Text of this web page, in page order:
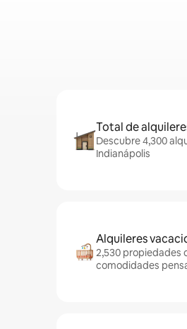
Total de
Descubre 4,300
Indianápolis
Alquileres
2,530 propiedades
comodidades